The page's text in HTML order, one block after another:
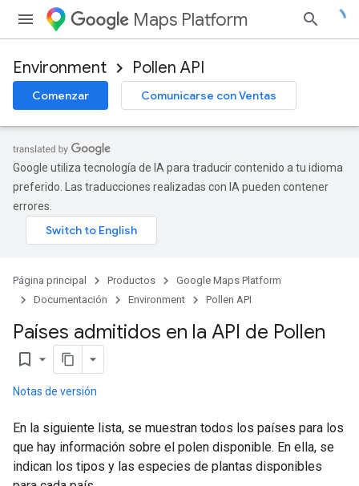
Maps Platform
Environment Pollen API
Comenzar Comunicarse con Ventas
Google utiliza tecnología de IA para traducir contenido a tu idioma
preferido. Las traducciones realizadas con IA pueden contener
errores.
Página principal Productos
Google Maps Platform
Documentación
Environment Pollen API
Países admitidos en la API de Pollen
bookmark_border
Notas de versión
En la siguiente lista, se muestran todos los países para los
que hay información sobre el polen disponible. En ella, se
indican los tipos y las especies de plantas disponibles